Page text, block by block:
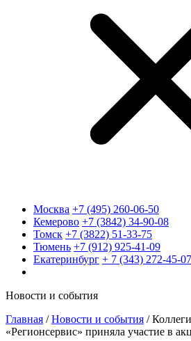
Москва +7 (495) 260-06-50
Кемерово +7 (3842) 34-90-08
Томск +7 (3822) 51-33-75
Тюмень +7 (912) 925-41-09
Екатеринбург + 7 (343) 272-45-07
Новости и события
Главная /Новости и события /
«Регионсервис» приняла участие в